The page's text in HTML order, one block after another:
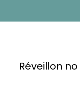
Réveillon